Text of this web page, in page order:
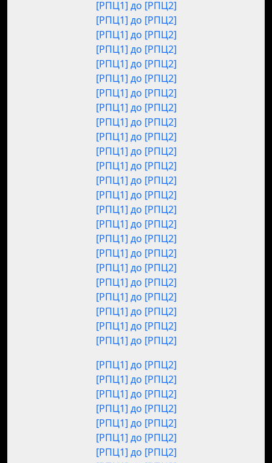
[РПЦ1] до [РПЦ2]
[РПЦ1] до [РПЦ2]
[РПЦ1] до [РПЦ2]
[РПЦ1] до [РПЦ2]
[РПЦ1] до [РПЦ2]
[РПЦ1] до [РПЦ2]
[РПЦ1] до [РПЦ2]
[РПЦ1] до [РПЦ2]
[РПЦ1] до [РПЦ2]
[РПЦ1] до [РПЦ2]
[РПЦ1] до [РПЦ2]
[РПЦ1] до [РПЦ2]
[РПЦ1] до [РПЦ2]
[РПЦ1] до [РПЦ2]
[РПЦ1] до [РПЦ2]
[РПЦ1] до [РПЦ2]
[РПЦ1] до [РПЦ2]
[РПЦ1] до [РПЦ2]
[РПЦ1] до [РПЦ2]
[РПЦ1] до [РПЦ2]
[РПЦ1] до [РПЦ2]
[РПЦ1] до [РПЦ2]
[РПЦ1] до [РПЦ2]
[РПЦ1] до [РПЦ2]
[РПЦ1] до [РПЦ2]
[РПЦ1] до [РПЦ2]
[РПЦ1] до [РПЦ2]
[РПЦ1] до [РПЦ2]
[РПЦ1] до [РПЦ2]
[РПЦ1] до [РПЦ2]
[РПЦ1] до [РПЦ2]